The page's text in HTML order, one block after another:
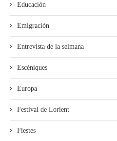
Educación
Emigración
Entrevista de la selmana
Escéniques
Europa
Festival de Lorient
Fiestes